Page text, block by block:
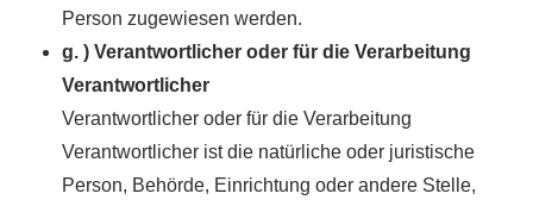
Person zugewiesen werden.
g. ) Verantwortlicher oder für die Verarbeitung
Verantwortlicher
Verantwortlicher oder für die Verarbeitung
Verantwortlicher ist die natürliche oder juristische
Person, Behörde, Einrichtung oder andere Stelle,